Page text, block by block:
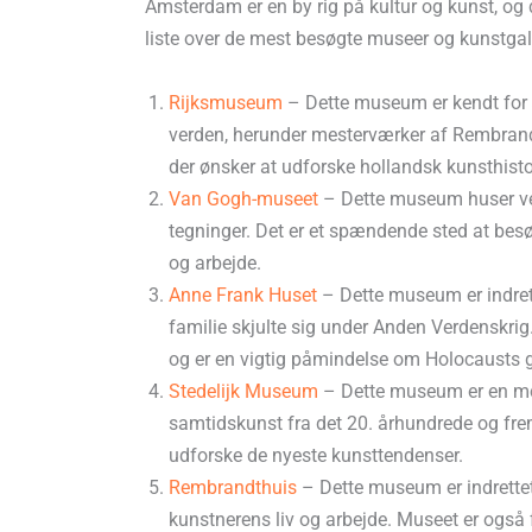
Amsterdam er en by rig på kultur og kunst,
liste over de mest besøgte museer og
Rijksmuseum – Dette museum er kendt
verden, herunder mesterværker af
der ønsker at udforske hollandsk
Van Gogh-museet – Dette museum huser
tegninger. Det er et spændende sted at
og arbejde.
Anne Frank Huset – Dette museum er
familie skjulte sig under Anden
og er en vigtig påmindelse om Holocausts
Stedelijk Museum – Dette museum er en
samtidskunst fra det 20. århundrede og
udforske de nyeste kunsttendenser.
Rembrandthuis – Dette museum er
kunstnerens liv og arbejde. Museet er